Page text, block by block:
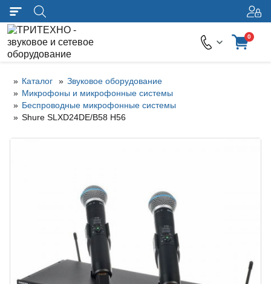
0
Каталог
Звуковое оборудование
Микрофоны и микрофонные системы
Беспроводные микрофонные системы
Shure SLXD24DE/B58 H56